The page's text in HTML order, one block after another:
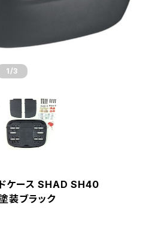
1 /3
ケース SHAD SH40
装ブラック